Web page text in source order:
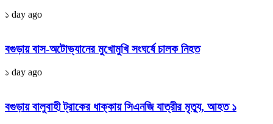
১ day ago
বগুড়ায় বাস-অটোভ্যানের মুখোমুখি সংঘর্ষে চালক নিহত
১ day ago
বগুড়ায় বালুবাহী ট্রাকের ধাক্কায় সিএনজি যাত্রীর মৃত্যু, আহত ১